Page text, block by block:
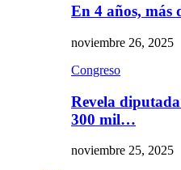
En 4 años, más
noviembre 26, 2025
Congreso
Revela
300 mil…
noviembre 25, 2025